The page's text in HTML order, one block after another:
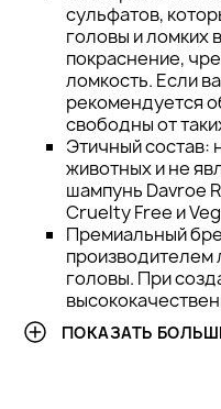
сульфатов,
головы и ломких
покраснение,
ломкость. Если
рекомендуется
свободны от
Этичный состав:
животных и не
шампунь Davroe
Cruelty Free и
Премиальный
производителем
головы. При
формулы,
в которых
ПОКАЗАТЬ